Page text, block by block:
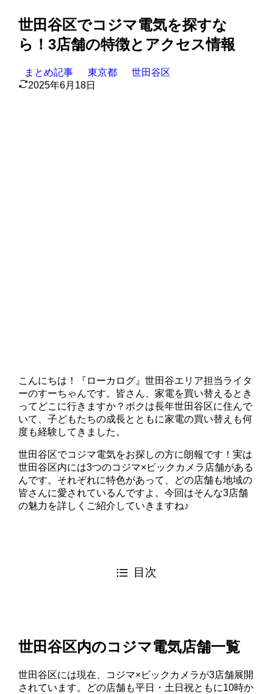
世田谷区でコジマ電気を探すな
ら！3店舗の特徴とアクセス情報
まとめ記事 東京都
世田谷区
2025年6月18日
こんにちは！『ローカログ』世田谷エリア担当ライタ
ーのすーちゃんです。皆さん、家電を買い替えるとき
ってどこに行きますか？ボクは長年世田谷区に住んで
いて、子どもたちの成長とともに家電の買い替えも何
度も経験してきました。
世田谷区でコジマ電気をお探しの方に朗報です！実は
世田谷区内には3つのコジマ×ビックカメラ店舗がある
んです。それぞれに特色があって、どの店舗も地域の
皆さんに愛されているんですよ。今回はそんな3店舗
の魅力を詳しくご紹介していきますね♪
目次
世田谷区内のコジマ電気店舗一覧
世田谷区には現在、コジマ×ビックカメラが3店舗展開
されています。どの店舗も平日・土日祝ともに10時か